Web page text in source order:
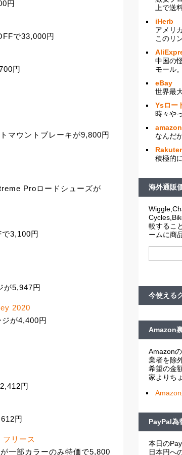
円
で33,000円
円
マウントブレーキが9,800円
Proロードシューズが
3,100円
が5,947円
2020
が4,400円
円
円
リース
一部カラーのみ特価で5,800
上で送
iHerb
アメリ
このリ
中国の
モール
eBay
世界最
Ysロー
時々や
なんだ
積極的
海外通販
較するこ
ームに商
今使える
Amazon
Amazon
業者を除
希望の金
家よりち
PayPal為
本日の
日本円へ